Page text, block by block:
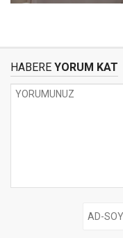
HABERE YORUM KAT